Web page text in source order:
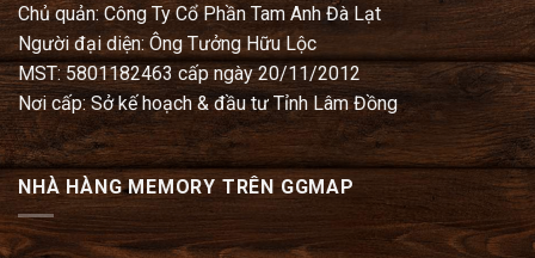
Chủ quản: Công Ty Cổ Phần Tam Anh Đà Lạt
Người đại diện: Ông Tưởng Hữu Lộc
MST: 5801182463 cấp ngày 20/11/2012
Nơi cấp: Sở kế hoạch & đầu tư Tỉnh Lâm Đồng
NHÀ HÀNG MEMORY TRÊN GGMAP